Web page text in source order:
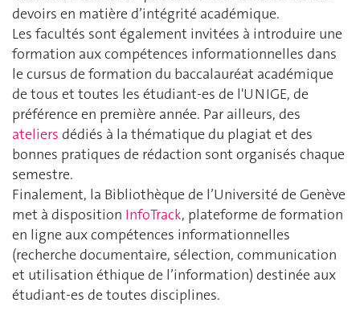
devoirs en matière d’intégrité académique.
Les facultés sont également invitées à introduire une
formation aux compétences informationnelles dans
le cursus de formation du baccalauréat académique
de tous et toutes les étudiant-es de l'UNIGE, de
préférence en première année. Par ailleurs, des
ateliers dédiés à la thématique du plagiat et des
bonnes pratiques de rédaction sont organisés chaque
semestre.
Finalement, la Bibliothèque de l’Université de Genève
met à disposition InfoTrack, plateforme de formation
en ligne aux compétences informationnelles
(recherche documentaire, sélection, communication
et utilisation éthique de l’information) destinée aux
étudiant-es de toutes disciplines.